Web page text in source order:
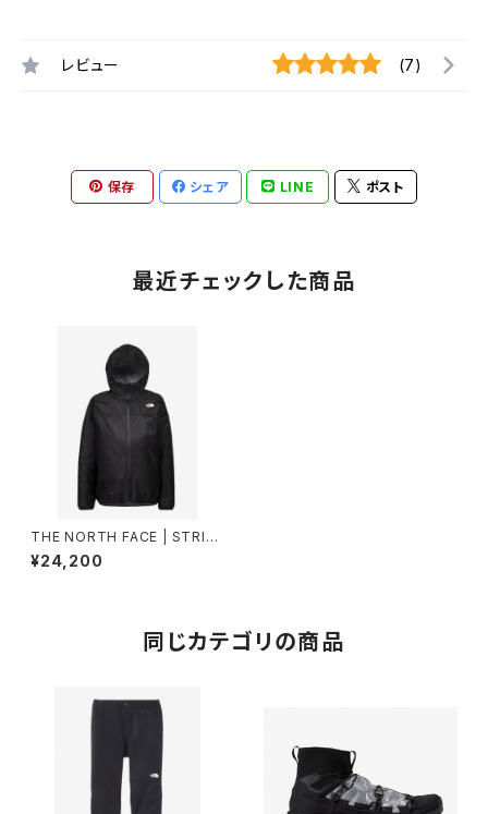
レビュー (7)
保存 シェア LINE ポスト
最近チェックした商品
THE NORTH FACE | STRIKE
TRAILJK NP62576 | ブラック
| Men
¥24,200
同じカテゴリの商品